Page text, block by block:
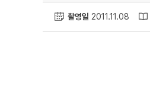
촬영일 2011.11.08